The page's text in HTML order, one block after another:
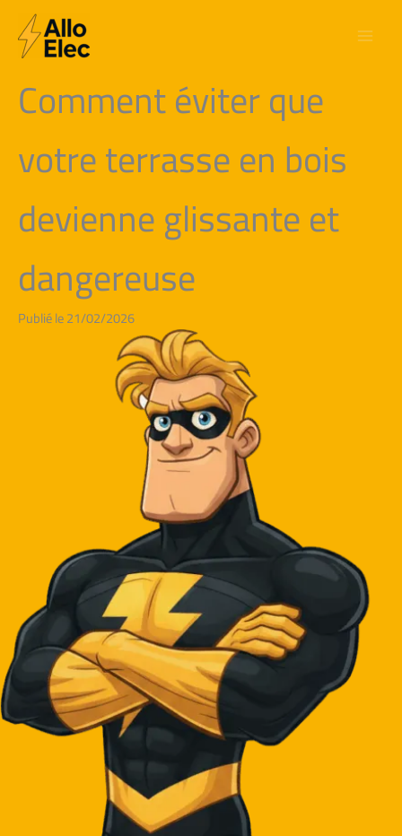
contenu
Comment éviter que
votre terrasse en bois
devienne glissante et
dangereuse
Publié le 21/02/2026